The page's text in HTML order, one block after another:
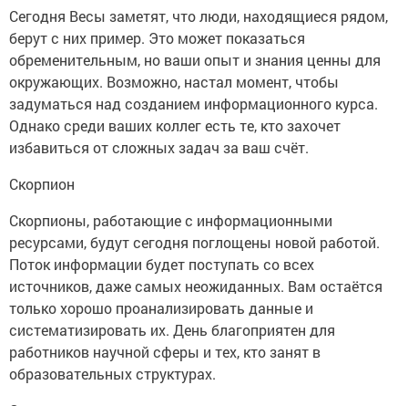
Сегодня Весы заметят, что люди, находящиеся рядом,
берут с них пример. Это может показаться
обременительным, но ваши опыт и знания ценны для
окружающих. Возможно, настал момент, чтобы
задуматься над созданием информационного курса.
Однако среди ваших коллег есть те, кто захочет
избавиться от сложных задач за ваш счёт.
Скорпион
Скорпионы, работающие с информационными
ресурсами, будут сегодня поглощены новой работой.
Поток информации будет поступать со всех
источников, даже самых неожиданных. Вам остаётся
только хорошо проанализировать данные и
систематизировать их. День благоприятен для
работников научной сферы и тех, кто занят в
образовательных структурах.